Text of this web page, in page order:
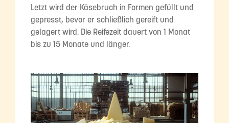
Letzt wird der Käsebruch in Formen gefüllt und
gepresst, bevor er schließlich gereift und
gelagert wird. Die Reifezeit dauert von 1 Monat
bis zu 15 Monate und länger.